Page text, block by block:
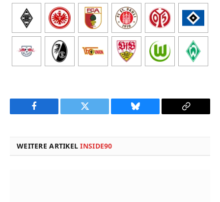
Facebook Twitter Bluesky
Copy
WEITERE ARTIKELINSIDE90